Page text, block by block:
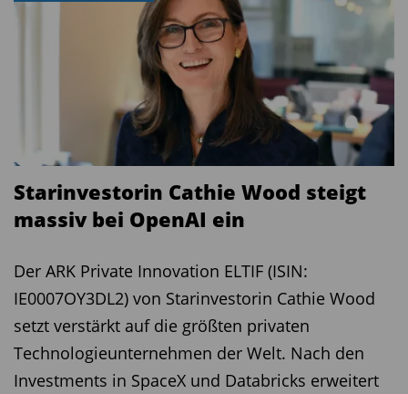
erscheinen, hat die Sorge um Zinssätze deutlich
abgenommen – ein Hinweis darauf, dass sich die
Märkte auf ein Umfeld niedrigerer
Finanzierungskosten einstellen.
Fazit: Selektivität und Spezialisierung als
Der Private Markets Diagnostic Survey 2025 zeigt:
die privaten Märkte zurück. Investoren richten
sich strategischer aus, nutzen neue Strukturen
und setzen auf spezialisierte Manager. „LPs
agieren selektiver denn je. Wertschöpfung wird
der entscheidende Erfolgsfaktor bleiben“,
Starinvestorin Cathie Wood steigt
massiv bei OpenAI ein
Der ARK Private Innovation ELTIF (ISIN:
IE0007OY3DL2) von Starinvestorin Cathie Wood
setzt verstärkt auf die größten privaten
Technologieunternehmen der Welt. Nach den
Investments in SpaceX und Databricks erweitert